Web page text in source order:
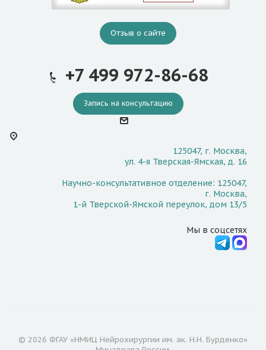
Отзыв о сайте
+7 499 972-86-68
Запись на консультацию
125047, г. Москва,
ул. 4-я Тверская-Ямская, д. 16
Научно-консультативное отделение: 125047,
г. Москва,
1-й Тверской-Ямской переулок, дом 13/5
Мы в соцсетях
© 2026 ФГАУ «НМИЦ Нейрохирургии им. ак. Н.Н. Бурденко»